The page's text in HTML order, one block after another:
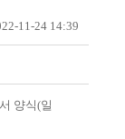
11-24 14:39
양식(일